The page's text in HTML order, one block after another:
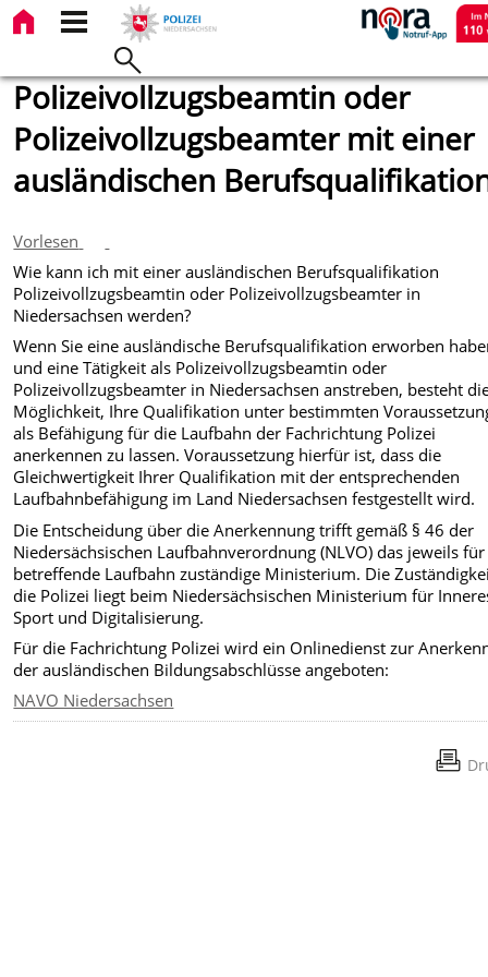
Polizeivollzugsbeamtin oder
Polizeivollzugsbeamter mit einer
ausländischen
Vorlesen
Wie kann ich mit einer ausländischen Berufsqualifikation
Polizeivollzugsbeamtin oder Polizeivollzugsbeamter in
Niedersachsen werden?
Wenn Sie eine ausländische Berufsqualifikation erworben
und eine Tätigkeit als Polizeivollzugsbeamtin oder
Polizeivollzugsbeamter in Niedersachsen anstreben, besteht
Möglichkeit, Ihre Qualifikation unter bestimmten
als Befähigung für die Laufbahn der Fachrichtung Polizei
anerkennen zu lassen. Voraussetzung hierfür ist, dass die
Gleichwertigkeit Ihrer Qualifikation mit der entsprechenden
Laufbahnbefähigung im Land Niedersachsen festgestellt wird.
Die Entscheidung über die Anerkennung trifft gemäß § 46 der
Niedersächsischen Laufbahnverordnung (NLVO) das jeweils
betreffende Laufbahn zuständige Ministerium. Die
die Polizei liegt beim Niedersächsischen Ministerium für
Sport und Digitalisierung.
Für die Fachrichtung Polizei wird ein Onlinedienst zur
der ausländischen Bildungsabschlüsse angeboten:
NAVO Niedersachsen